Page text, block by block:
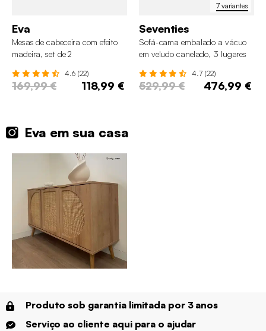
Eva
Mesas de cabeceira com efeito
madeira, set de 2
4.6 (22)
169,99 € 118,99 €
7 variantes
Seventies
Sofá-cama embalado a vácuo
em veludo canelado, 3 lugares
4.7 (22)
529,99 € 476,99 €
Eva em sua casa
Produto sob garantia limitada por 3 anos
Serviço ao cliente aqui para o ajudar